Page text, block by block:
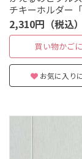
チキーホルダー
2,310円（税込）
買い物かご
お気に入り